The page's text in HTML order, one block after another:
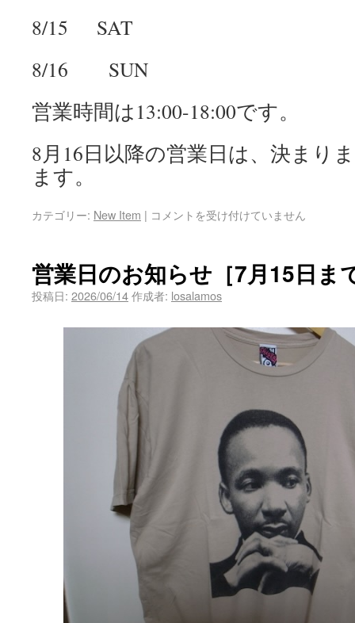
8/15 SAT
8/16 SUN
営業時間は13:00-18:00です。
8月16日以降の営業日は、決まり
ます。
カテゴリー: New Item | コメントを受け付けていません
営業日のお知らせ［7月15日ま
投稿日: 2026/06/14作成者: losalamos